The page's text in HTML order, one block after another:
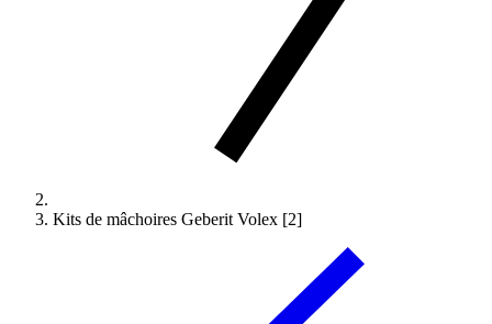
Kits de mâchoires Geberit Volex [2]